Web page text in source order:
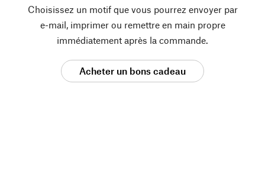
Choisissez un motif que vous pourrez envoyer par
e-mail, imprimer ou remettre en main propre
immédiatement après la commande.
Acheter un bons cadeau